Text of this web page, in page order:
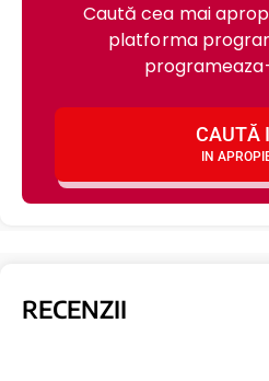
Caută cea mai
platforma
CAUTĂ
IN
RECENZII